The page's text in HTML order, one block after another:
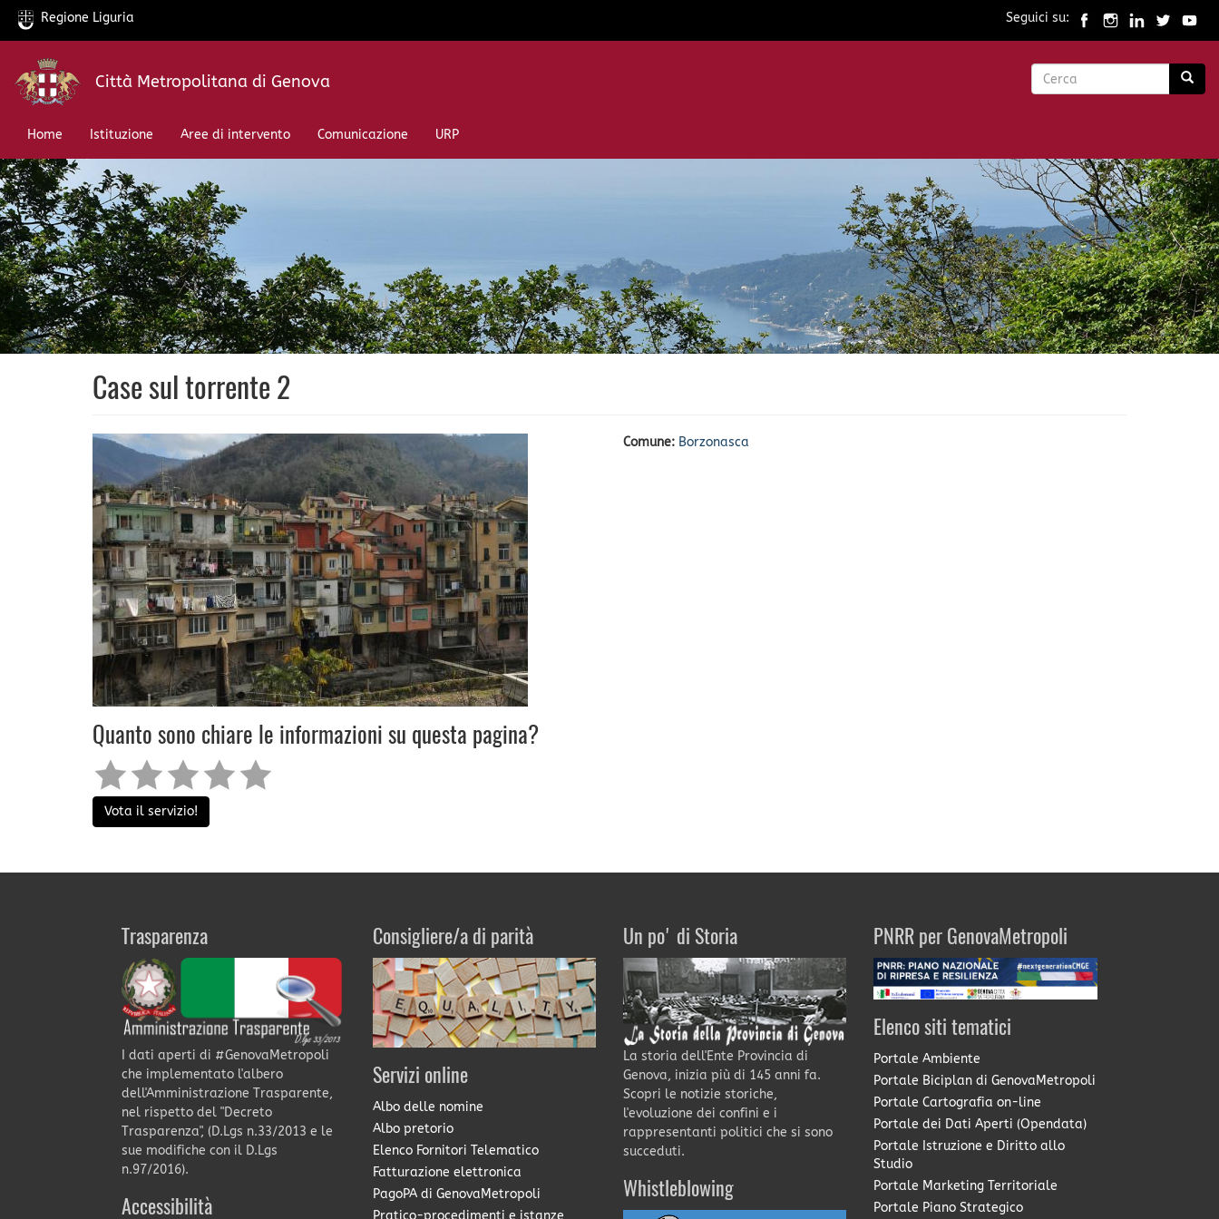
Salta
contenuto
Regione Liguria Seguici su:
Città Metropolitana di Genova
Form
Home
Istituzione Aree di intervento Comunicazione URP
Case sul torrente 2
Comune: Borzonasca
Quanto sono chiare le informazioni su questa pagina?
Vota il servizio!
Trasparenza
I dati aperti di #GenovaMetropoli
che implementato l'albero
dell'Amministrazione Trasparente,
nel rispetto del "Decreto
Trasparenza", (D.Lgs n.33/2013 e le
sue modifiche con il D.Lgs
n.97/2016).
Accessibilità
Consigliere/a di parità
Servizi online
Albo delle nomine
Albo pretorio
Elenco Fornitori Telematico
Fatturazione elettronica
PagoPA di GenovaMetropoli
Pratico-procedimenti e istanze
Un po' di Storia
La storia dell'Ente Provincia di
Genova, inizia più di 145 anni fa.
Scopri le notizie storiche,
l'evoluzione dei confini e i
rappresentanti politici che si sono
succeduti.
Whistleblowing
PNRR per GenovaMetropoli
Elenco siti tematici
Portale Ambiente
Portale Biciplan di GenovaMetropoli
Portale Cartografia on-line
Portale dei Dati Aperti (Opendata)
Portale Istruzione e Diritto allo
Studio
Portale Marketing Territoriale
Portale Piano Strategico